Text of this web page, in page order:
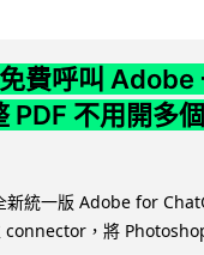
費呼叫 Adobe
PDF 不用開多
統一版 Adobe for
connector，將